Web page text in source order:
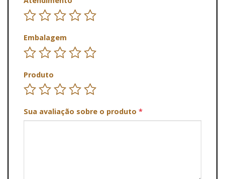
Embalagem
Produto
Sua avaliação sobre o produto *